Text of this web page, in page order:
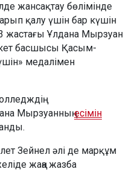
жансақтау бөлімінде
қалу үшін бар күшін
жастағы Ұлдана Мырзуан
басшысы Қасым-
медалімен
Мырзуанныңесімін
Зейнел әлі де марқұм
жаңа жазба